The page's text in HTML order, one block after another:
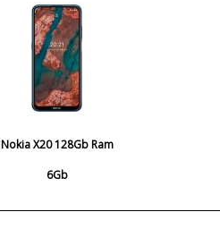
Nokia X20 128Gb Ram
6Gb